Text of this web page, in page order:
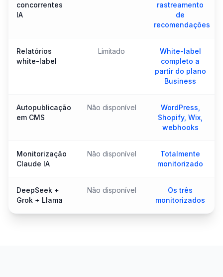
concorrentes
IA
rastreamento
de
recomendações
Relatórios
white-label
Limitado
White-label
completo a
partir do plano
Business
Autopublicação
em CMS
Não disponível
WordPress,
Shopify, Wix,
webhooks
Monitorização
Claude IA
Não disponível
Totalmente
monitorizado
DeepSeek +
Grok + Llama
Não disponível
Os três
monitorizados